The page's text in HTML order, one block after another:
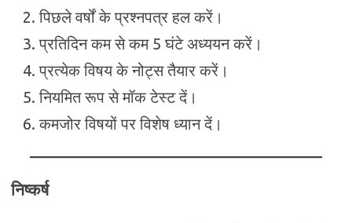
पिछले वर्षों के प्रश्नपत्र हल करें।
प्रतिदिन कम से कम 5 घंटे अध्ययन करें।
प्रत्येक विषय के नोट्स तैयार करें।
नियमित रूप से मॉक टेस्ट दें।
कमजोर विषयों पर विशेष ध्यान दें।
निष्कर्ष